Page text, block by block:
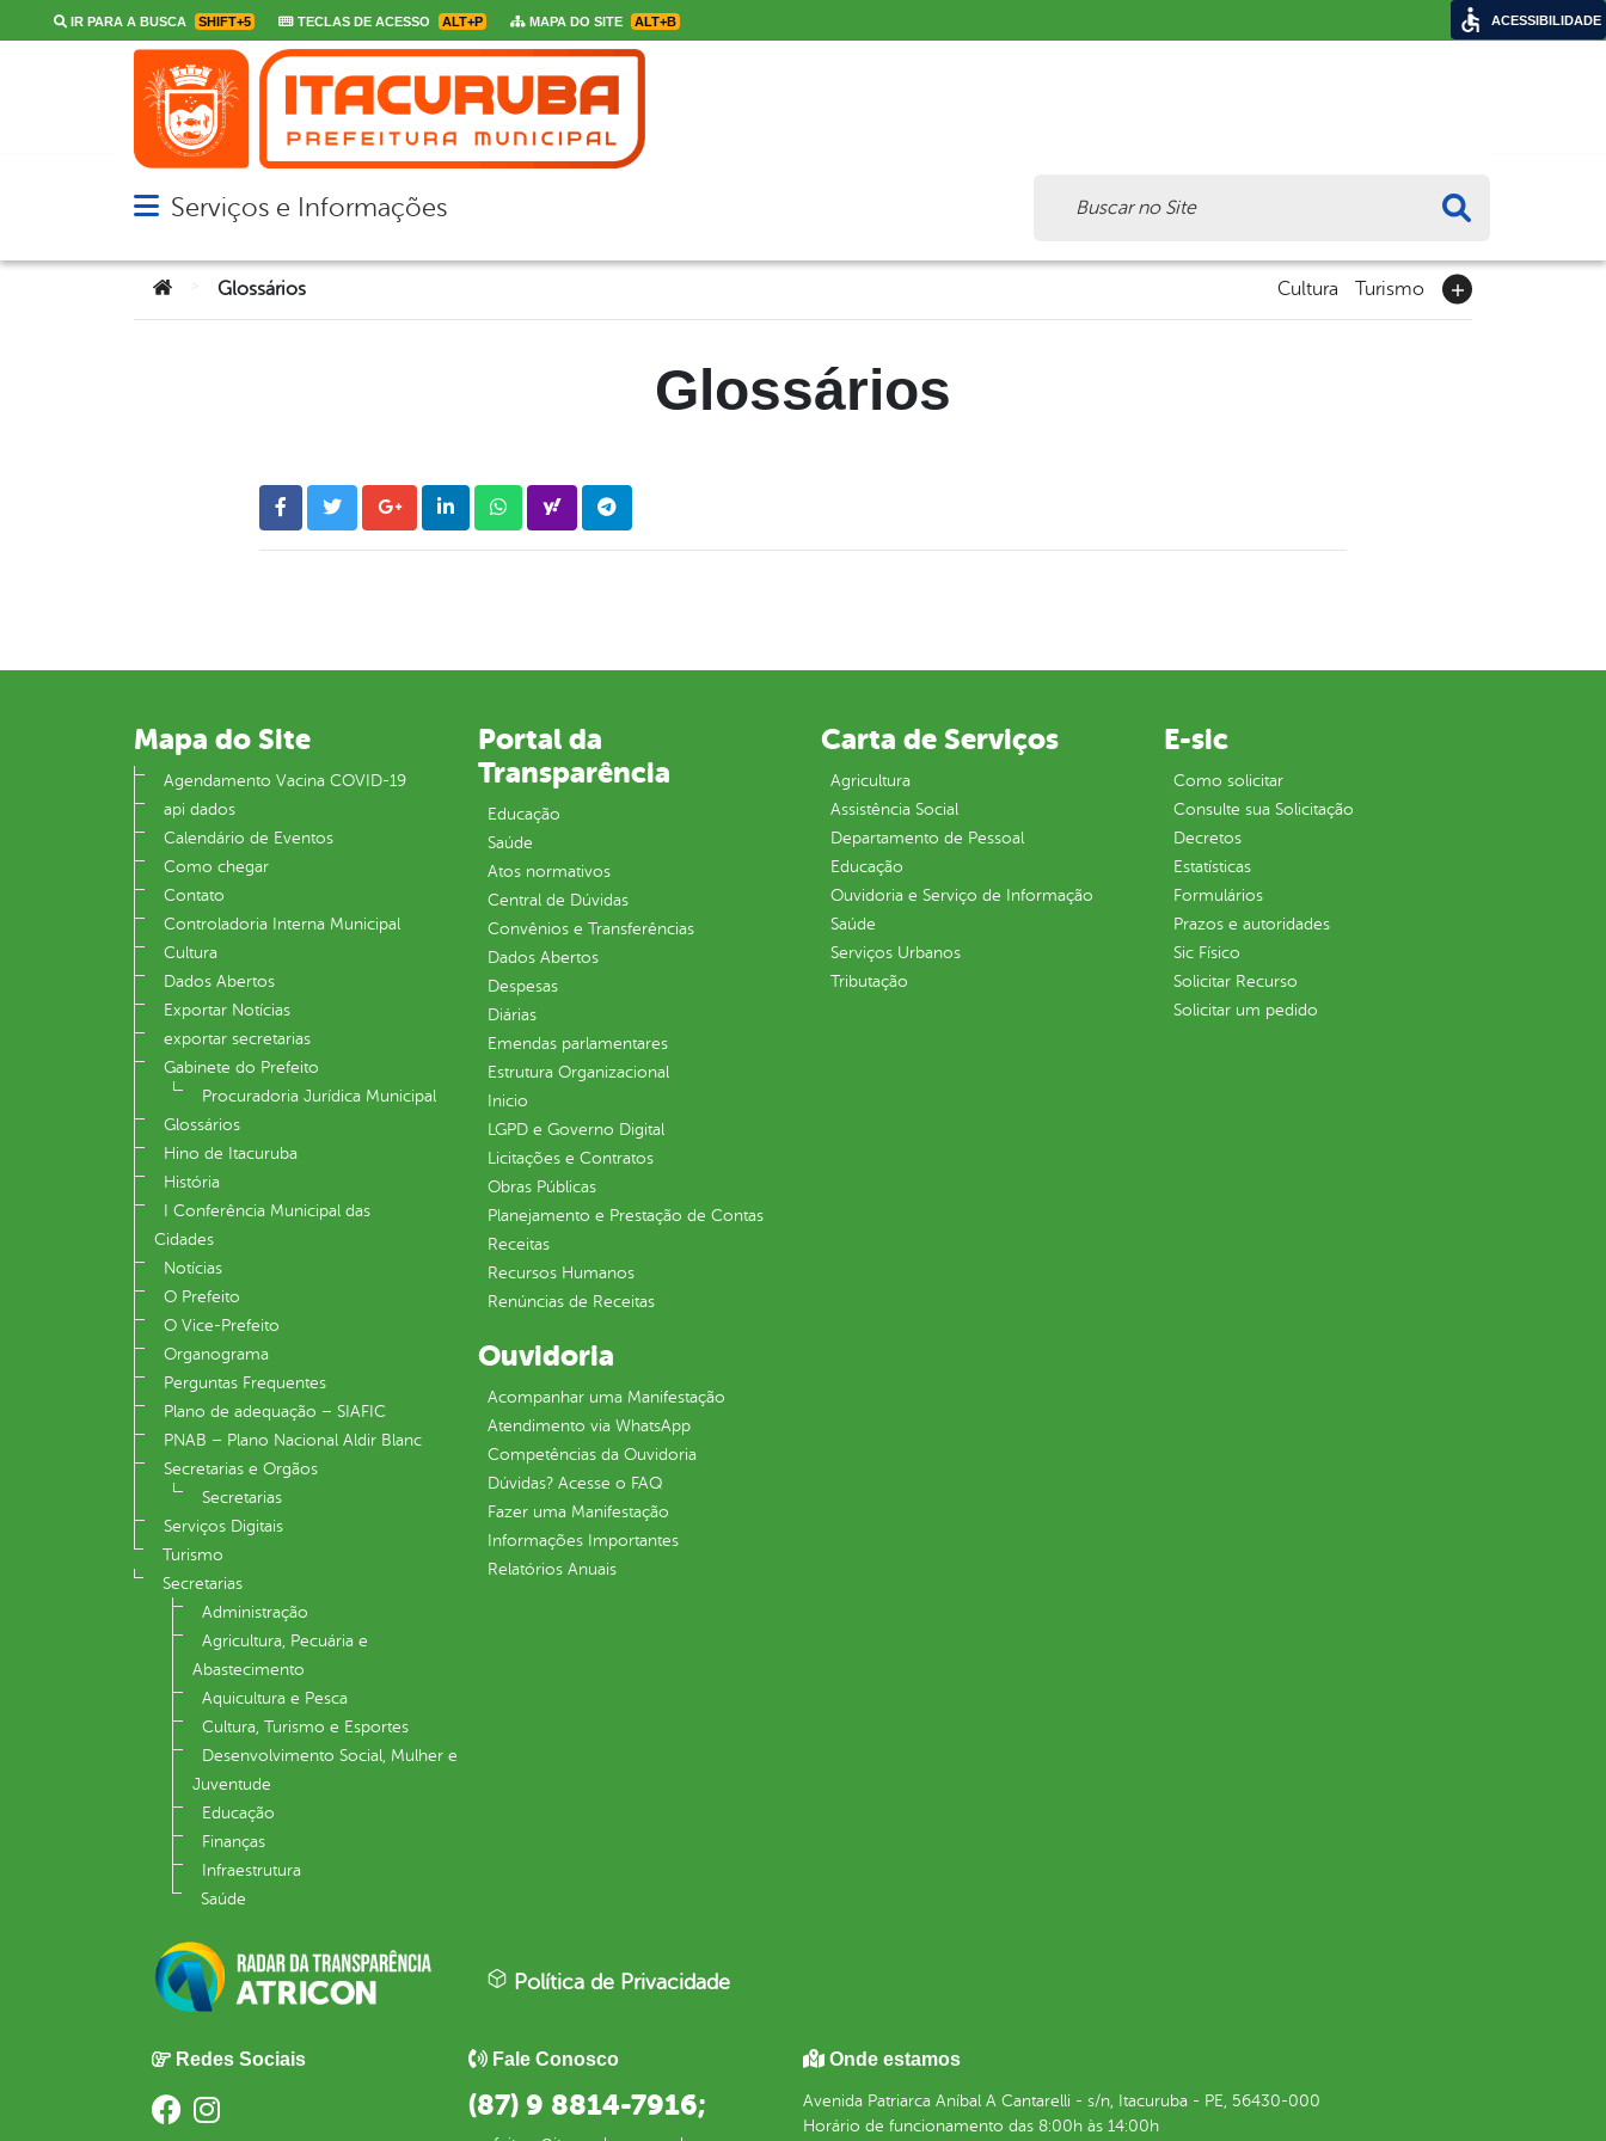
IR PARA A BUSCA SHIFT+5 TECLAS DE ACESSO ALT+P MAPA DO SITE ALT+B
Abrir menu principal de navegação
Serviços e Informações
Você está aqui:
Glossários Cultura Turismo
Glossários
Mapa do Site
Agendamento Vacina COVID-19
api dados
Calendário de Eventos
Como chegar
Contato
Controladoria Interna Municipal
Cultura
Dados Abertos
Exportar Notícias
exportar secretarias
Gabinete do Prefeito
Procuradoria Jurídica Municipal
Glossários
Hino de Itacuruba
História
I Conferência Municipal das
Cidades
Notícias
O Prefeito
O Vice-Prefeito
Organograma
Perguntas Frequentes
Plano de adequação – SIAFIC
PNAB – Plano Nacional Aldir Blanc
Secretarias e Orgãos
Secretarias
Serviços Digitais
Turismo
Secretarias
Administração
Agricultura, Pecuária e
Abastecimento
Aquicultura e Pesca
Cultura, Turismo e Esportes
Desenvolvimento Social, Mulher e
Juventude
Educação
Finanças
Infraestrutura
Saúde
Portal da
Transparência
Educação
Saúde
Atos normativos
Central de Dúvidas
Convênios e Transferências
Dados Abertos
Despesas
Diárias
Emendas parlamentares
Estrutura Organizacional
Inicio
LGPD e Governo Digital
Licitações e Contratos
Obras Públicas
Planejamento e Prestação de Contas
Receitas
Recursos Humanos
Renúncias de Receitas
Carta de Serviços
Agricultura
Assistência Social
Departamento de Pessoal
Educação
Ouvidoria e Serviço de Informação
Saúde
Serviços Urbanos
Tributação
E-sic
Como solicitar
Consulte sua Solicitação
Decretos
Estatísticas
Formulários
Prazos e autoridades
Sic Físico
Solicitar Recurso
Solicitar um pedido
Ouvidoria
Acompanhar uma Manifestação
Atendimento via WhatsApp
Competências da Ouvidoria
Dúvidas? Acesse o FAQ
Fazer uma Manifestação
Informações Importantes
Relatórios Anuais
Política de Privacidade
Redes Sociais Fale Conosco
(87) 9 8814-7916;
Onde estamos
Avenida Patriarca Aníbal A Cantarelli - s/n, Itacuruba - PE, 56430-000
Horário de funcionamento das 8:00h às 14:00h
ACESSIBILIDADE